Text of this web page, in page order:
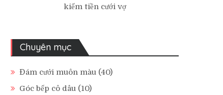
kiếm tiền cưới vợ
Chuyên mục
Đám cưới muôn màu (40)
Góc bếp cô dâu (10)